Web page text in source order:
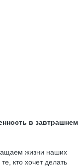
в завтрашнем
жизни наших
кто хочет делать